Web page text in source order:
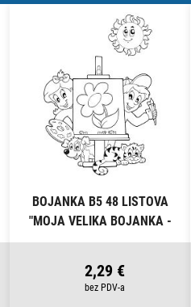
BOJANKA B5 48 LISTOVA
"MOJA VELIKA BOJANKA -
ŠARENI SVIJET" CONNECT
2,29 €